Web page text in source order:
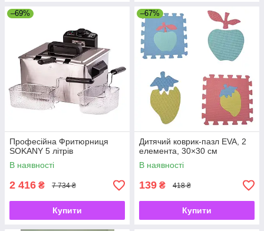
–69%
Професійна Фритюрниця
SOKANY 5 літрів
В наявності
2 416 ₴ 7 734 ₴
Купити
–67%
Дитячий коврик-пазл EVA, 2
елемента, 30×30 см
В наявності
139 ₴ 418 ₴
Купити